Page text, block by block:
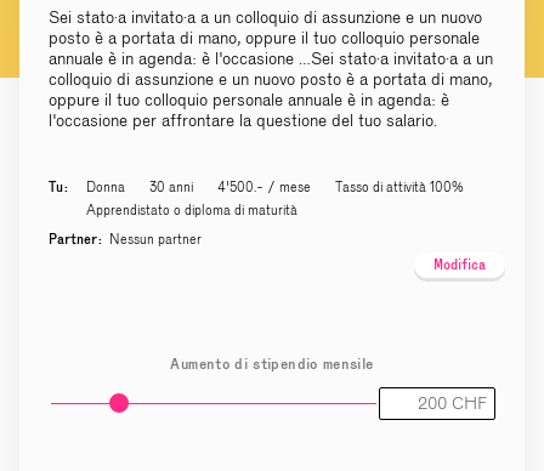
Sei stato·a invitato·a a un colloquio di assunzione e un nuovo
posto è a portata di mano, oppure il tuo colloquio personale
annuale è in agenda: è l'occasione …Sei stato·a invitato·a a un
colloquio di assunzione e un nuovo posto è a portata di mano,
oppure il tuo colloquio personale annuale è in agenda: è
l'occasione per affrontare la questione del tuo salario.
Tu: Donna 30 anni 4'500.- / mese
Tasso di attività 100%
Apprendistato o diploma di maturità
Partner: Nessun partner
Modifica
Aumento di stipendio mensile